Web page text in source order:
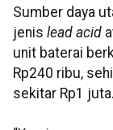
Sumber daya
jenis lead acid
unit baterai
Rp240 ribu,
sekitar Rp1 juta.